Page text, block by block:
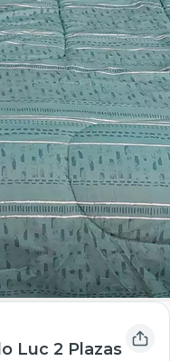
Luc 2 Plazas